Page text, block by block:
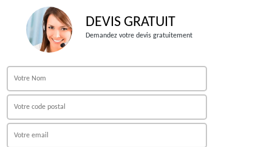
DEVIS GRATUIT
Demandez votre devis gratuitement